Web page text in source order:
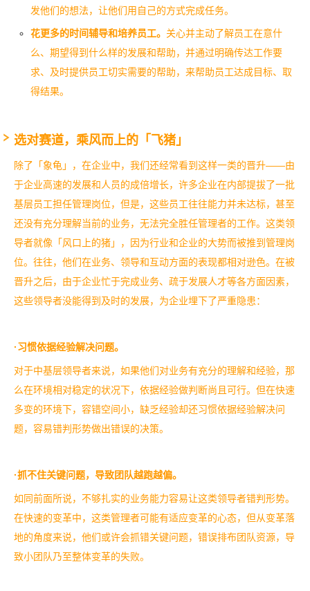
发他们的想法，让他们用自己的方式完成任务。
花更多的时间辅导和培养员工。 关心并主动了解员工在意什
么、期望得到什么样的发展和帮助，并通过明确传达工作要
求、及时提供员工切实需要的帮助，来帮助员工达成目标、取
得结果。
选对赛道，乘风而上的「飞猪」
除了「象龟」，在企业中，我们还经常看到这样一类的晋升——由
于企业高速的发展和人员的成倍增长，许多企业在内部提拔了一批
基层员工担任管理岗位，但是，这些员工往往能力并未达标，甚至
还没有充分理解当前的业务，无法完全胜任管理者的工作。 这类领
导者就像「风口上的猪」，因为行业和企业的大势而被推到管理岗
位。往往，他们在业务、领导和互动方面的表现都相对逊色。 在被
晋升之后，由于企业忙于完成业务、疏于发展人才等各方面因素，
这些领导者没能得到及时的发展，为企业埋下了严重隐患：
·习惯依据经验解决问题。
对于中基层领导者来说，如果他们对业务有充分的理解和经验，那
么在环境相对稳定的状况下，依据经验做判断尚且可行。但在快速
多变的环境下，容错空间小，缺乏经验却还习惯依据经验解决问
题，容易错判形势做出错误的决策。
·抓不住关键问题，导致团队越跑越偏。
如同前面所说，不够扎实的业务能力容易让这类领导者错判形势。
在快速的变革中，这类管理者可能有适应变革的心态，但从变革落
地的角度来说，他们或许会抓错关键问题，错误排布团队资源，导
致小团队乃至整体变革的失败。